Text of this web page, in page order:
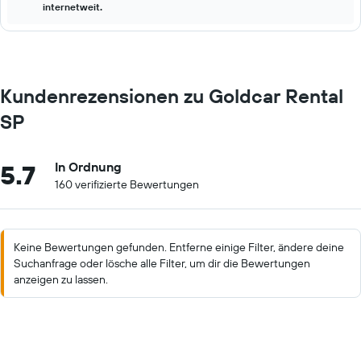
internetweit.
Kundenrezensionen zu Goldcar Rental
SP
5.7 In Ordnung
160 verifizierte Bewertungen
Keine Bewertungen gefunden. Entferne einige Filter, ändere deine
Suchanfrage oder lösche alle Filter, um dir die Bewertungen
anzeigen zu lassen.